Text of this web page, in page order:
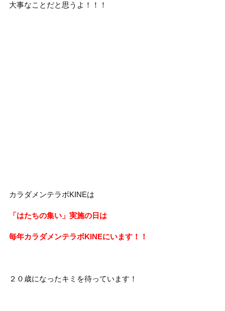
大事なことだと思うよ！！！
カラダメンテラボKINEは
「はたちの集い」実施の日は
毎年カラダメンテラボKINEにいます！！
２０歳になったキミを待っています！